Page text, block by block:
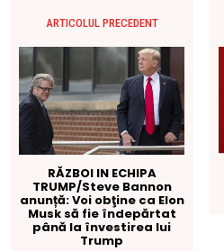
ARTICOLUL PRECEDENT
RĂZBOI IN ECHIPA
TRUMP/Steve Bannon
anunță: Voi obţine ca Elon
Musk să fie îndepărtat
până la învestirea lui
Trump